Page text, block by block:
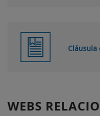
Cláusula
WEBS